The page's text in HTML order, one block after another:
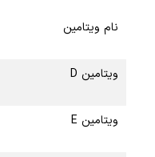
نام ویتامین
ویتامین D
ویتامین E